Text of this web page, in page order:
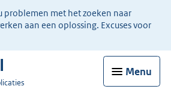
problemen met het zoeken naar
aan een oplossing. Excuses voor
Menu